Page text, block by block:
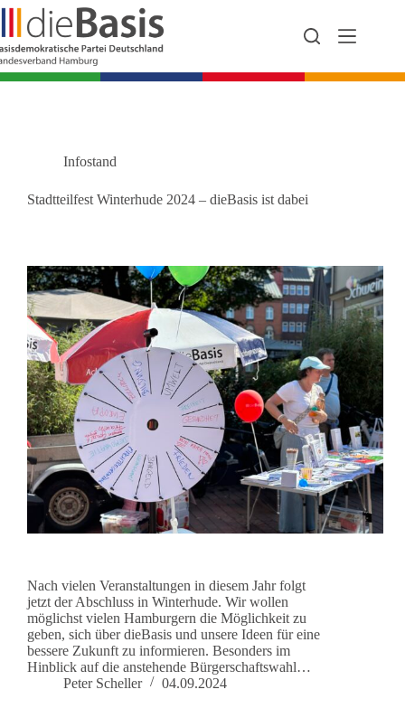
Zum
Inhalt
springen
Infostand
Stadtteilfest Winterhude 2024 – dieBasis ist dabei
Nach vielen Veranstaltungen in diesem Jahr folgt
jetzt der Abschluss in Winterhude. Wir wollen
möglichst vielen Hamburgern die Möglichkeit zu
geben, sich über dieBasis und unsere Ideen für eine
bessere Zukunft zu informieren. Besonders im
Hinblick auf die anstehende Bürgerschaftswahl…
Peter Scheller
04.09.2024